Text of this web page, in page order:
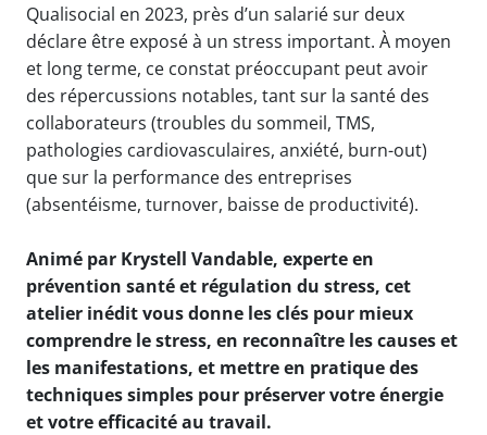
Qualisocial en 2023, près d’un salarié sur deux
déclare être exposé à un stress important. À moyen
et long terme, ce constat préoccupant peut avoir
des répercussions notables, tant sur la santé des
collaborateurs (troubles du sommeil, TMS,
pathologies cardiovasculaires, anxiété, burn-out)
que sur la performance des entreprises
(absentéisme, turnover, baisse de productivité).
Animé par Krystell Vandable, experte en
prévention santé et régulation du stress, cet
atelier inédit vous donne les clés pour mieux
comprendre le stress, en reconnaître les causes et
les manifestations, et mettre en pratique des
techniques simples pour préserver votre énergie
et votre efficacité au travail.